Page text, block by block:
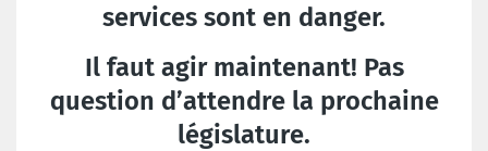
services sont en danger.
Il faut agir maintenant! Pas
question d’attendre la prochaine
législature.